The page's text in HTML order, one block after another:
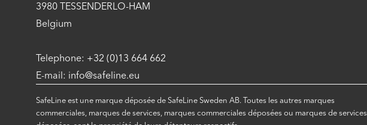
3980 TESSENDERLO-HAM
Belgium
Telephone: +32 (0)13 664 662
E-mail: info@safeline.eu
SafeLine est une marque déposée de SafeLine Sweden AB. Toutes les autres marques
commerciales, marques de services, marques commerciales déposées ou marques de services